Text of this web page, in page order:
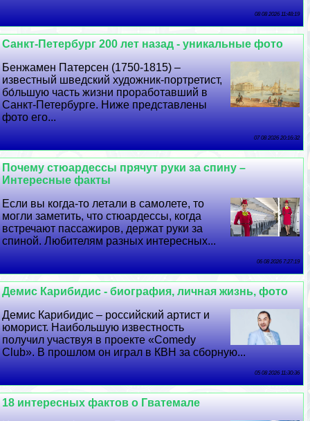
08 08 2026 11:48:19
Санкт-Петербург 200 лет назад - уникальные фото
Бенжамен Патерсен (1750-1815) –
известный шведский художник-портретист,
бо́льшую часть жизни проработавший в
Санкт-Петербурге. Ниже представлены
фото его...
07 08 2026 20:16:32
Почему стюардессы прячут руки за спину –
Интересные факты
Если вы когда-то летали в самолете, то
могли заметить, что стюардессы, когда
встречают пассажиров, держат руки за
спиной. Любителям разных интересных...
06 08 2026 7:27:19
Демис Карибидис - биография, личная жизнь, фото
Демис Карибидис – российский артист и
юморист. Наибольшую известность
получил участвуя в проекте «Comedy
Club». В прошлом он играл в КВН за сборную...
05 08 2026 11:30:36
18 интересных фактов о Гватемале